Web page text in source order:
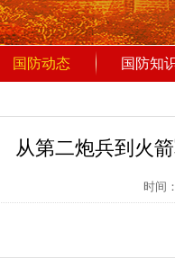
国防动态 国防知
从第二炮兵到火
时间